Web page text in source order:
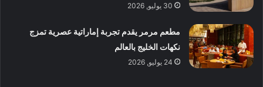
30 يوليو, 2026
مطعم مرمر يقدم تجربة إماراتية عصرية تمزج
نكهات الخليج بالعالم
24 يوليو, 2026